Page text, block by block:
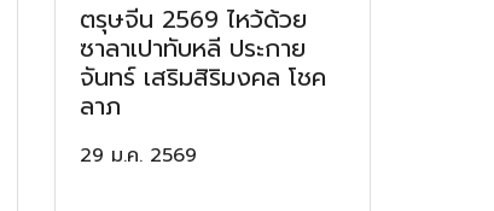
ตรุษจีน 2569 ไหว้ด้วย
ซาลาเปาทับหลี ประกาย
จันทร์ เสริมสิริมงคล โชค
ลาภ
29 ม.ค. 2569